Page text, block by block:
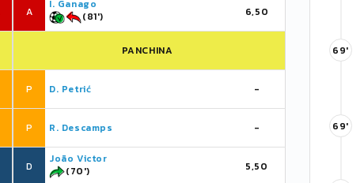
A
I. Ganago
(81')
6,50
PANCHINA
P D. Petrić -
P R. Descamps -
D
João Victor
(70')
5,50
69'
69'